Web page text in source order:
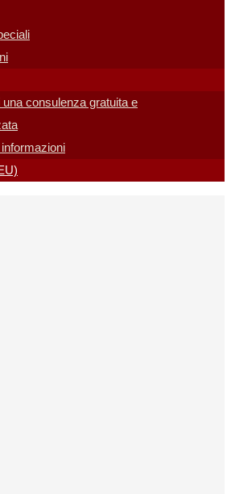
una consulenza gratuita e